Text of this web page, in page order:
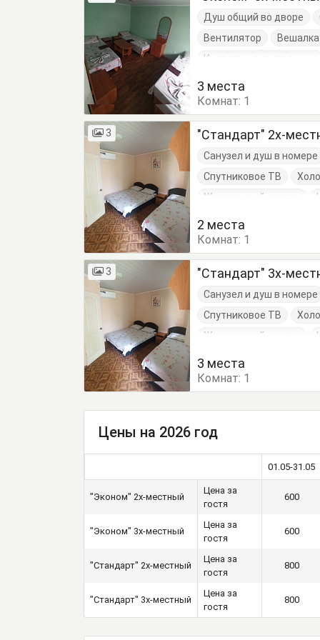
Душ общий во дворе
Вентилятор
Вешалка
Кровати односпальные
3 места
Комнат: 1
3 "Стандарт" 2х-
Санузел и душ в номере
Спутниковое ТВ
Журнальный столик
2 места
Комнат: 1
3 "Стандарт" 3х-
Санузел и душ в номере
Спутниковое ТВ
Журнальный столик
3 места
Комнат: 1
Цены на 2026 год
01.05-31.05
"Эконом" 2х-местный
Цена за
гостя
600
"Эконом" 3х-местный
Цена за
гостя
600
"Стандарт" 2х-местный
Цена за
гостя
800
"Стандарт" 3х-местный
Цена за
гостя
800